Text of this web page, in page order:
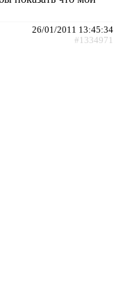
26/01/2011 13:45:34
#1334971